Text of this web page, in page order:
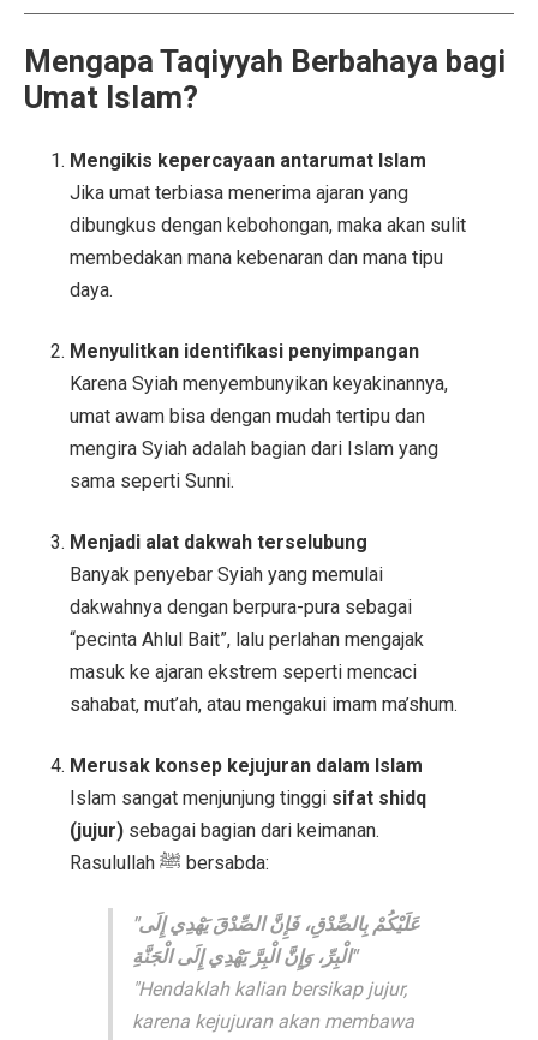
Mengapa Taqiyyah Berbahaya bagi
Umat Islam?
Mengikis kepercayaan antarumat Islam
Jika umat terbiasa menerima ajaran yang
dibungkus dengan kebohongan, maka akan sulit
membedakan mana kebenaran dan mana tipu
daya.
Menyulitkan identifikasi penyimpangan
Karena Syiah menyembunyikan keyakinannya,
umat awam bisa dengan mudah tertipu dan
mengira Syiah adalah bagian dari Islam yang
sama seperti Sunni.
Menjadi alat dakwah terselubung
Banyak penyebar Syiah yang memulai
dakwahnya dengan berpura-pura sebagai
“pecinta Ahlul Bait”, lalu perlahan mengajak
masuk ke ajaran ekstrem seperti mencaci
sahabat, mut’ah, atau mengakui imam ma’shum.
Merusak konsep kejujuran dalam Islam
Islam sangat menjunjung tinggi sifat shidq
(jujur) sebagai bagian dari keimanan.
Rasulullah ﷺ bersabda:
"عَلَيْكُمْ بِالصِّدْقِ، فَإِنَّ الصِّدْقَ يَهْدِي إِلَى
الْبِرِّ، وَإِنَّ الْبِرَّ يَهْدِي إِلَى الْجَنَّةِ"
"Hendaklah kalian bersikap jujur,
karena kejujuran akan membawa